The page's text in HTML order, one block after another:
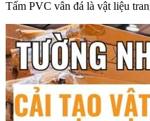
Tấm PVC vân đá là vật liệu